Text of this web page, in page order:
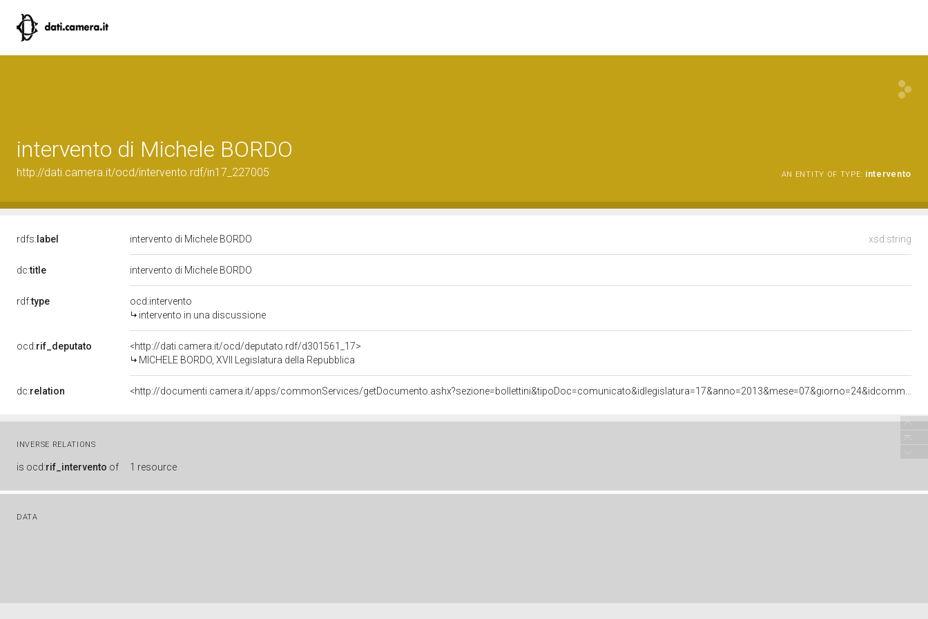
intervento di Michele BORDO
http://dati.camera.it/ocd/intervento.rdf/in17_227005 AN ENTITY OF TYPE: intervento
rdfs: label xsd:string
intervento di Michele BORDO
dc:title intervento di Michele BORDO
rdf:type
ocd:intervento
intervento in una discussione
ocd:rif_deputato
<http://dati.camera.it/ocd/deputato.rdf/d301561_17>
MICHELE BORDO, XVII Legislatura della Repubblica
dc:relation
INVERSE RELATIONS
is ocd:rif_intervento of 1 resource
DATA